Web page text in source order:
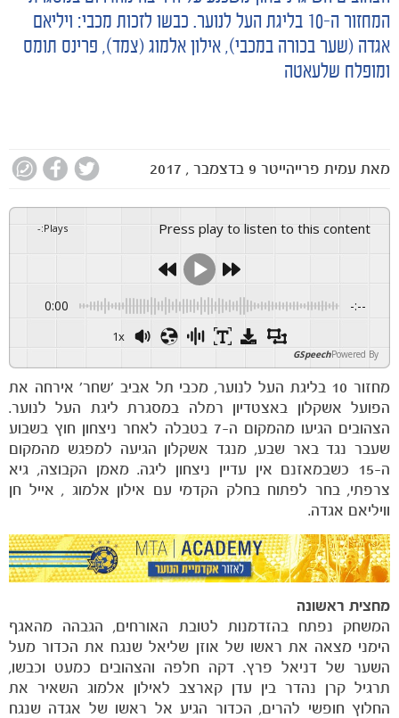
הקבוצות
המחזור ה-10 בליגת העל לנוער. כבשו לזכות מכבי: ויליאם
אגדה (שער בכורה במכבי), אילון אלמוג (צמד), פרינס תומס
ומופלח שלעאטה
מאת עמית פרייהייטר 9 בדצמבר , 2017
Press play to listen to this content
Plays
:
-
0:00 -:--
1x
Powered By
GSpeech
מחזור 10 בליגת העל לנוער, מכבי תל אביב ׳שחר׳ אירחה את
הפועל אשקלון באצטדיון רמלה במסגרת ליגת העל לנוער.
הצהובים הגיעו מהמקום ה-7 בטבלה לאחר ניצחון חוץ בשבוע
שעבר נגד באר שבע, מנגד אשקלון הגיעה למפגש מהמקום
ה-15 כשבמאזנם אין עדיין ניצחון ליגה. מאמן הקבוצה, גיא
צרפתי, בחר לפתוח בחלק הקדמי עם אילון אלמוג , אייל חן
וויליאם אגדה.
מחצית ראשונה
המשחק נפתח בהזדמנות לטובת האורחים, הגבהה מהאגף
הימני מצאה את ראשו של אוזן שליאל שנגח את הכדור מעל
השער של דניאל פרץ. דקה חלפה והצהובים כמעט וכבשו,
תרגיל קרן נהדר בין עדן קארצב לאילון אלמוג השאיר את
החלוץ חופשי להרים, הכדור הגיע אל ראשו של אגדה שנגח